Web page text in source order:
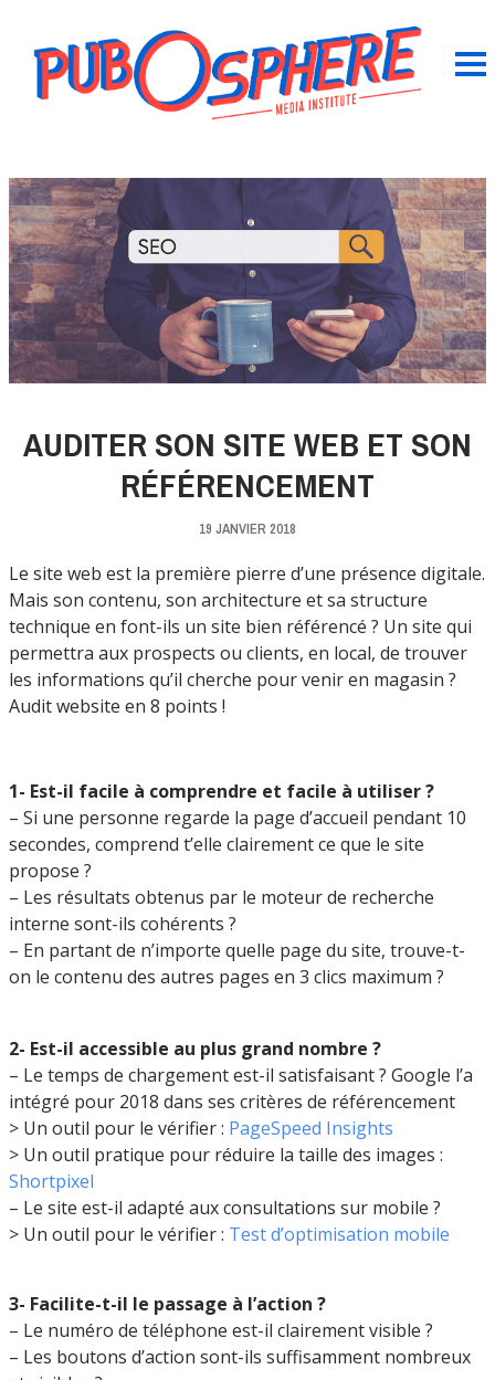
AUDITER SON SITE WEB ET SON
RÉFÉRENCEMENT
19 JANVIER 2018
Le site web est la première pierre d’une présence digitale.
Mais son contenu, son architecture et sa structure
technique en font-ils un site bien référencé ? Un site qui
permettra aux prospects ou clients, en local, de trouver
les informations qu’il cherche pour venir en magasin ?
Audit website en 8 points !
1- Est-il facile à comprendre et facile à utiliser ?
– Si une personne regarde la page d’accueil pendant 10
secondes, comprend t’elle clairement ce que le site
propose ?
– Les résultats obtenus par le moteur de recherche
interne sont-ils cohérents ?
– En partant de n’importe quelle page du site, trouve-t-
on le contenu des autres pages en 3 clics maximum ?
2- Est-il accessible au plus grand nombre ?
– Le temps de chargement est-il satisfaisant ? Google l’a
intégré pour 2018 dans ses critères de référencement
> Un outil pour le vérifier : PageSpeed Insights
> Un outil pratique pour réduire la taille des images :
Shortpixel
– Le site est-il adapté aux consultations sur mobile ?
> Un outil pour le vérifier : Test d’optimisation mobile
3- Facilite-t-il le passage à l’action ?
– Le numéro de téléphone est-il clairement visible ?
– Les boutons d’action sont-ils suffisamment nombreux